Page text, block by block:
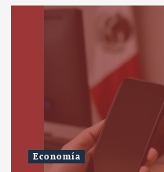
Economía